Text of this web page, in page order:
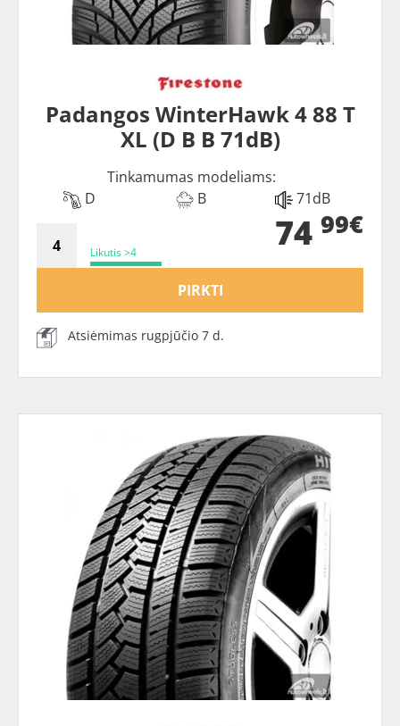
Padangos WinterHawk 4 88 T
XL (D B B 71dB)
Tinkamumas modeliams:
D
B 71dB
Likutis >4 74 99€
PIRKTI
Atsiėmimas rugpjūčio 7 d.